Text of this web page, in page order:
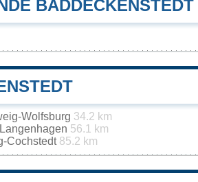
BADDECKENSTEDT
Wolfsburg 34.2 km
56.1 km
Cochstedt 85.2 km